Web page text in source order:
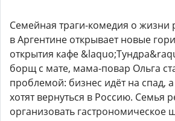
Семейная траги-комедия о жизни
в Аргентине открывает новые
открытия кафе
борщ с мате, мама-повар Ольга
проблемой: бизнес идёт на спад,
хотят вернуться в Россию. Семья
организовать гастрономическое